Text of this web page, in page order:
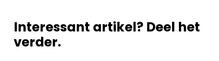
Interessant artikel? Deel het
verder.